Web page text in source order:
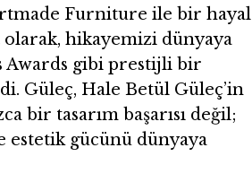
Furniture ile bir hayal
hikayemizi dünyaya
Awards gibi prestijli bir
Güleç, Hale Betül Güleç’in
bir tasarım başarısı değil;
gücünü dünyaya